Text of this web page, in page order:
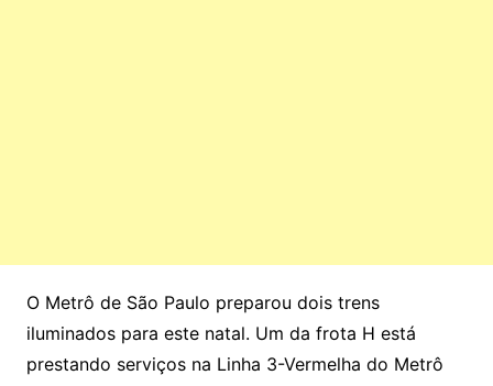
O Metrô de São Paulo preparou dois trens
iluminados para este natal. Um da frota H está
prestando serviços na Linha 3-Vermelha do Metrô